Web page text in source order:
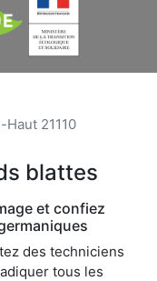
21110
blattes
et confiez
des techniciens
tous les